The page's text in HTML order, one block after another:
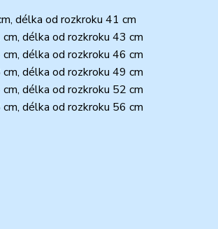
délka od rozkroku 41 cm
délka od rozkroku 43 cm
délka od rozkroku 46 cm
délka od rozkroku 49 cm
délka od rozkroku 52 cm
délka od rozkroku 56 cm